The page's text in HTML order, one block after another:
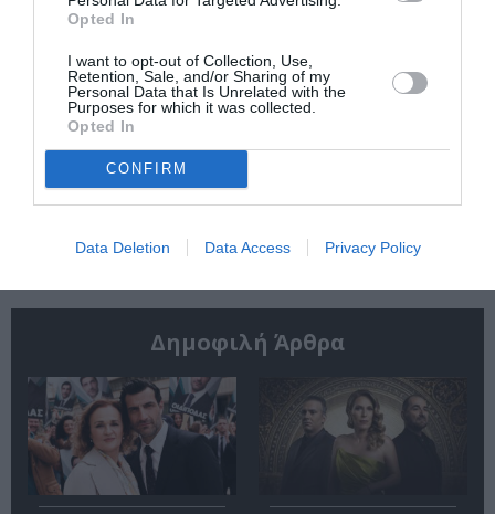
Opted In
I want to opt-out of Collection, Use,
Retention, Sale, and/or Sharing of my
Personal Data that Is Unrelated with the
Purposes for which it was collected.
Opted In
CONFIRM
Data Deletion Data Access Privacy Policy
Κάθε βδομάδα στο e-mail σας τα τελευταία νέα για
Ακολουθήστε το Culturenow.gr
Δημοφιλή Άρθρα